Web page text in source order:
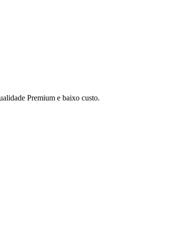
Premium e baixo custo.